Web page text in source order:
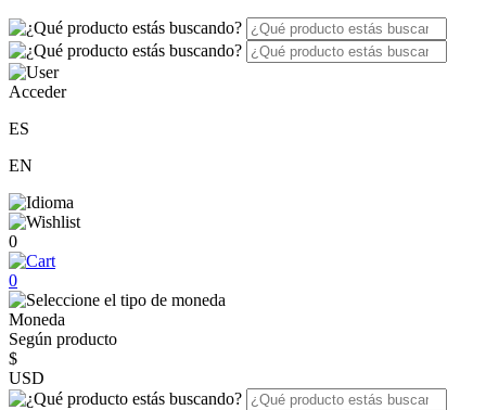
Acceder
ES
EN
0
0
Moneda
Según producto
$
USD